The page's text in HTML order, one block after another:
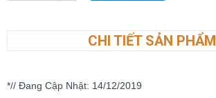
CHI TIẾT SẢN PHẨM
*// Đang Cập Nhật: 14/12/2019